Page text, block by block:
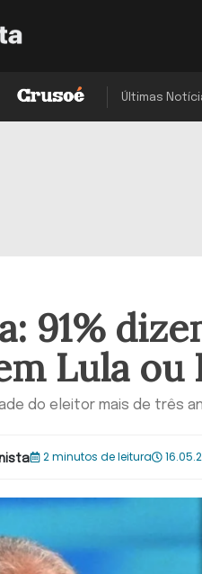
Últimas
91%
Lula ou
do eleitor mais de três
2 minutos de leitura